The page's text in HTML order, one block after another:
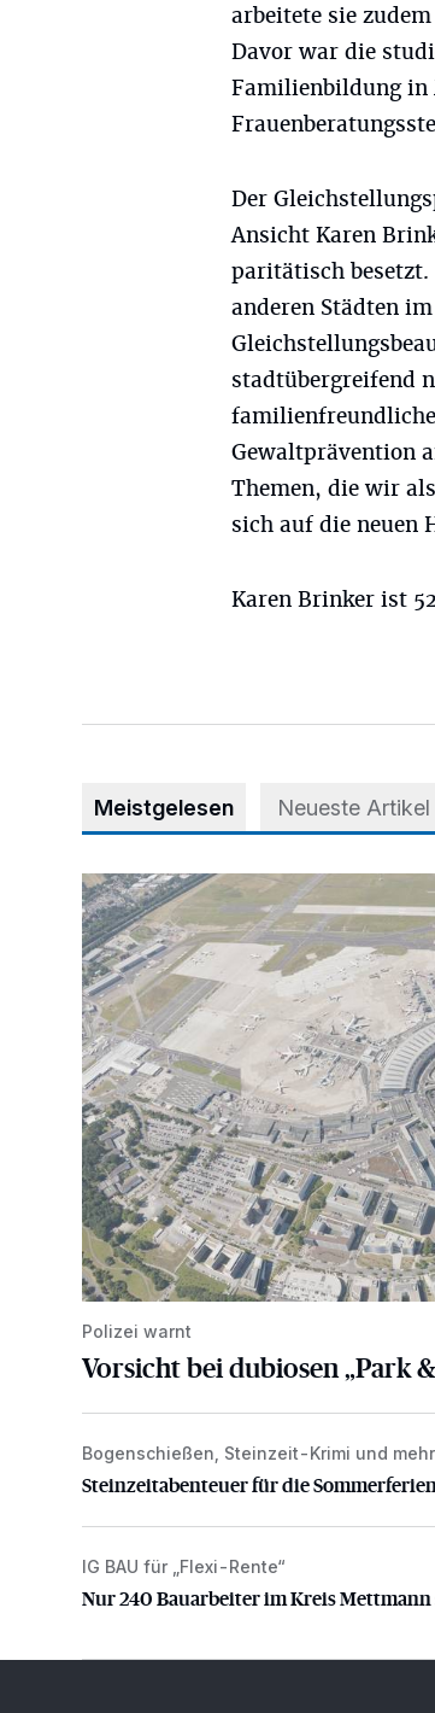
arbeitete sie
Davor war die
Familienbildung in
Der
Ansicht Karen
paritätisch
anderen Städten
stadtübergreifend
Gewaltprävention
Themen, die wir
sich auf die neuen
Karen Brinker ist
Meistgelesen Neueste Artikel
Vorsicht bei dubiosen „Park & Fly“-
Polizei warnt
Vorsicht bei dubiosen „Park
Steinzeitabenteuer für die Sommerferien
Bogenschießen, Steinzeit-Krimi und mehr
Steinzeitabenteuer für die Sommerferien
Nur 240 Bauarbeiter im Kreis Mettmann
IG BAU für „Flexi-Rente“
Nur 240 Bauarbeiter im Kreis